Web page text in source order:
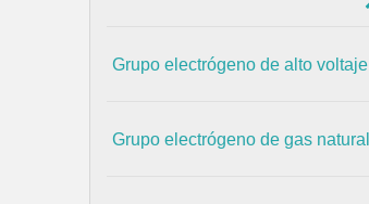
Grupo electrógeno de alto voltaje
Grupo electrógeno de gas natural